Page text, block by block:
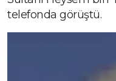
telefonda görüştü.